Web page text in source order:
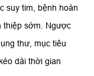
suy tim, bệnh hoàn
thiệp sớm. Ngược
thư, mục tiêu
dài thời gian